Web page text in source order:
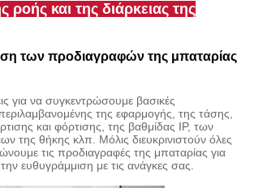
ροής και της διάρκειας της
των προδιαγραφών της μπαταρίας
για να συγκεντρώσουμε βασικές
της εφαρμογής, της τάσης,
και φόρτισης, της βαθμίδας IP, των
της θήκης κλπ. Μόλις διευκρινιστούν όλες
τις προδιαγραφές της μπαταρίας για
ευθυγράμμιση με τις ανάγκες σας.